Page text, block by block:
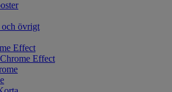
övrigt
Effect
Effect